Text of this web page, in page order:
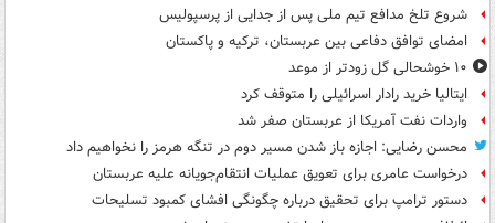
شروع تلخ مدافع تیم ملی پس از جدایی از پرسپولیس
امضای توافق دفاعی بین عربستان، ترکیه و پاکستان
۱۰ خوشحالی گل زودتر از موعد
ایتالیا خرید رادار اسرائیلی را متوقف کرد
واردات نفت آمریکا از عربستان صفر شد
محسن رضایی: اجازه باز شدن مسیر دوم در تنگه هرمز را نخواهیم داد
درخواست عامری برای تعویق عملیات انتقام‌جویانه علیه عربستان
دستور ترامپ برای تحقیق درباره چگونگی افشای کمبود تسلیحات